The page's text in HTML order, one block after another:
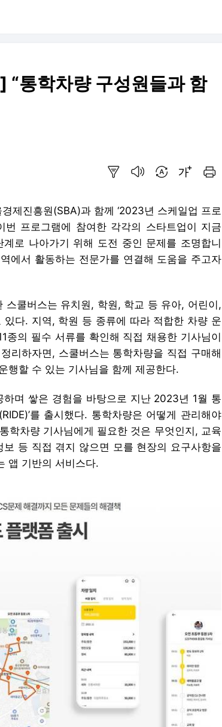
통학차량 구성원들과 함
제진흥원(SBA)과 함께 ‘2023년 스케일업 프로
번 프로그램에 참여한 각각의 스타트업이 지금
로 나아가기 위해 도전 중인 문제를 조명합니
에서 활동하는 전문가를 연결해 도움을 주고자
쿨버스는 유치원, 학원, 학교 등 유아, 어린이,
다. 지역, 학원 등 종류에 따라 적합한 차량 운
종의 필수 서류를 확인해 직접 채용한 기사님이
리하자면, 스쿨버스는 통학차량을 직접 구매해
행할 수 있는 기사님을 함께 제공한다.
며 쌓은 경험을 바탕으로 지난 2023년 1월 통
를 출시했다. 통학차량은 어떻게 관리해야
학차량 기사님에게 필요한 것은 무엇인지, 교육
등 직접 겪지 않으면 모를 현장의 요구사항을
앱 기반의 서비스다.